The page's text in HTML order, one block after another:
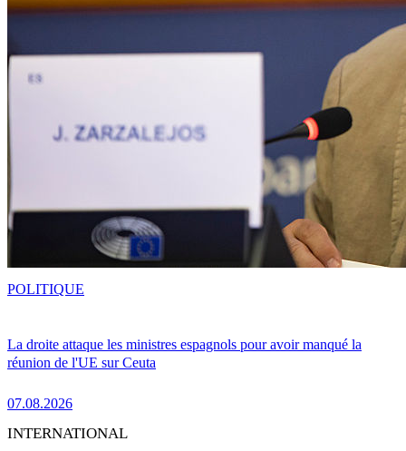
La droite attaque les ministres espagnols pour avoir manqué la
réunion de l'UE sur Ceuta
07.08.2026
POLITIQUE
INTERNATIONAL